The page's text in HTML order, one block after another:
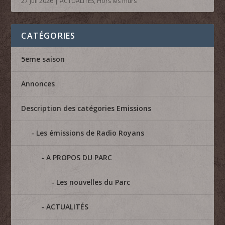
CATÉGORIES
5eme saison
Annonces
Description des catégories Emissions
Les émissions de Radio Royans
A PROPOS DU PARC
Les nouvelles du Parc
ACTUALITÉS